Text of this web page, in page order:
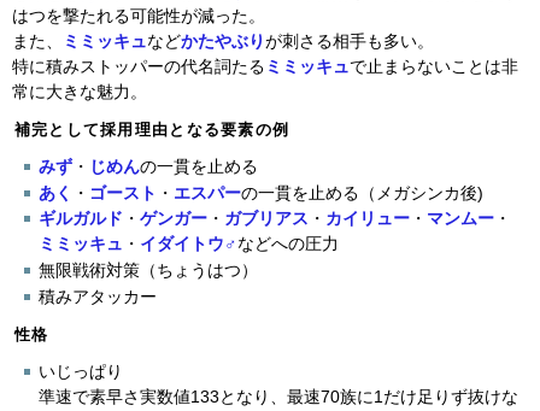
はつを撃たれる可能性が減った。
また、
ミミッキュ などかたやぶりが刺さる相手も多い。
特に積みストッパーの代名詞たる ミミッキュ で止まらないことは非
常に大きな魅力。
補完として採用理由となる要素の例
みず ・ じめんの一貫を止める
あく
・ ゴースト ・ エスパーの一貫を止める（メガシンカ後)
ギルガルド ・ゲンガー ・ ガブリアス ・ カイリュー ・ マンムー ・
ミミッキュ ・ イダイトウ♂ などへの圧力
無限戦術対策（ちょうはつ）
積みアタッカー
性格
いじっぱり
準速で素早さ実数値133となり、最速70族に1だけ足りず抜けな